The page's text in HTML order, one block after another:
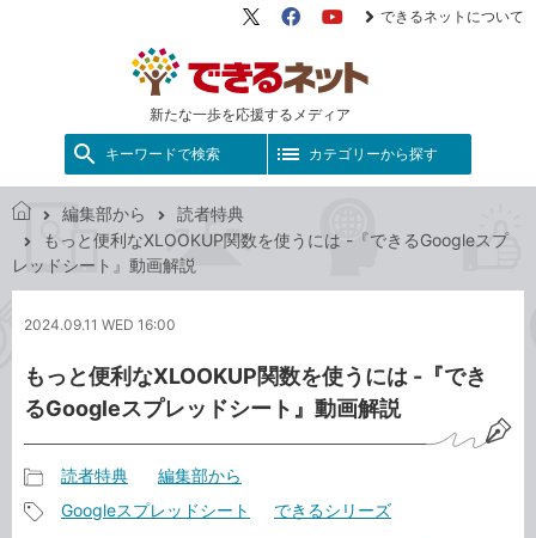
新たな一歩を応援するメディア
X（旧
FacebookYouTube
できるネットについて
キーワードで検索 カテゴリーから探す
で
ッ
編集部から
読者特典
もっと便利なXLOOKUP関数を使うには -『できるGoogleスプ
レッドシート』動画解説
2024.09.11 WED 16:00
もっと便利なXLOOKUP関数を使うには -『でき
るGoogleスプレッドシート』動画解説
事
読者特典 編集部から
Googleスプレッドシート できるシリーズ